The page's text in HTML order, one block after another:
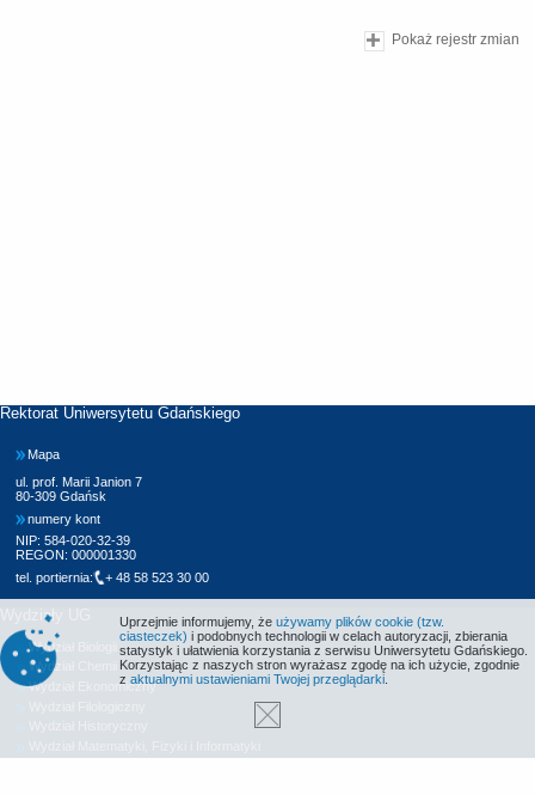
Pokaż rejestr zmian
Rektorat Uniwersytetu Gdańskiego
Mapa
ul. prof. Marii Janion 7
80-309 Gdańsk
numery kont
NIP: 584-020-32-39
REGON: 000001330
tel. portiernia:
+ 48 58 523 30 00
Wydziały UG
Wydział Biologii
Wydział Chemii
Wydział Ekonomiczny
Uprzejmie informujemy, że używamy plików cookie (tzw.
ciasteczek) i podobnych technologii w celach autoryzacji, zbierania
statystyk i ułatwienia korzystania z serwisu Uniwersytetu Gdańskiego.
Korzystając z naszych stron wyrażasz zgodę na ich użycie, zgodnie
z aktualnymi ustawieniami Twojej przeglądarki